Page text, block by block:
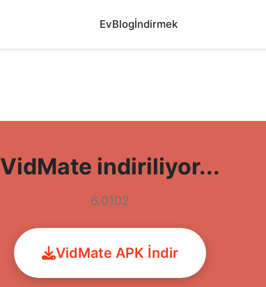
EvBlogİndirmek
VidMate indiriliyor...
6.0102
VidMate APK İndir